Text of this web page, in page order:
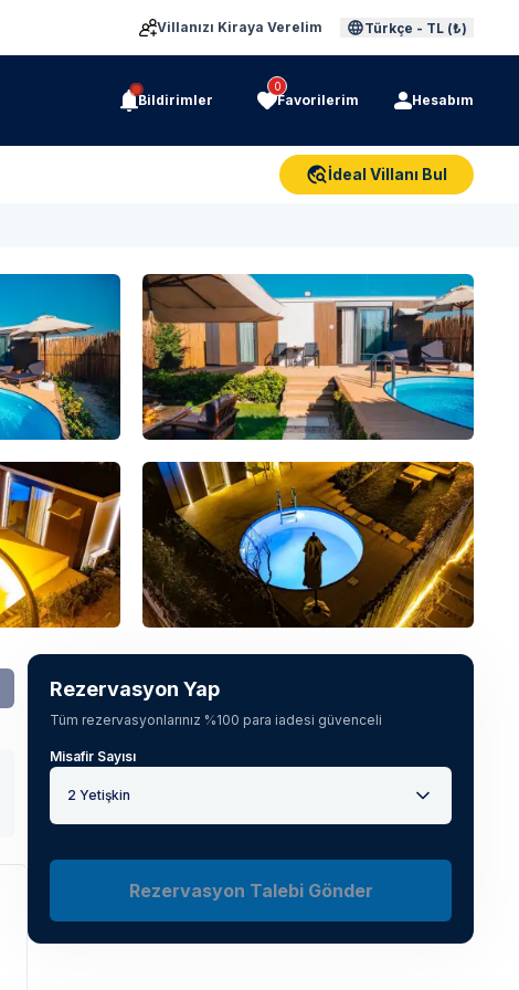
Villanızı Kiraya Verelim Türkçe - TL (₺)
Bildirimler
0
Favorilerim Hesabım
İdeal Villanı Bul
Tüm fotoğrafları gör
Rezervasyon Yap
Tüm rezervasyonlarınız %100 para iadesi güvenceli
Misafir Sayısı
2 Yetişkin
Rezervasyon Talebi Gönder